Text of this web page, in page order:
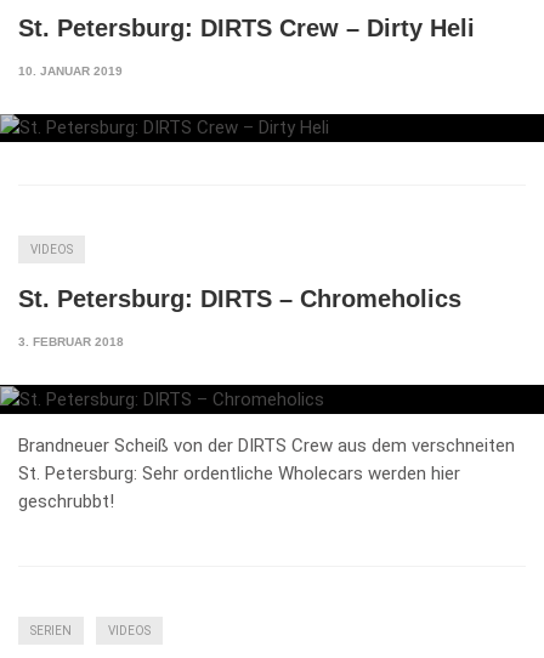
St. Petersburg: DIRTS Crew – Dirty Heli
10. JANUAR 2019
VIDEOS
St. Petersburg: DIRTS – Chromeholics
3. FEBRUAR 2018
Brandneuer Scheiß von der DIRTS Crew aus dem verschneiten
St. Petersburg: Sehr ordentliche Wholecars werden hier
geschrubbt!
SERIEN VIDEOS